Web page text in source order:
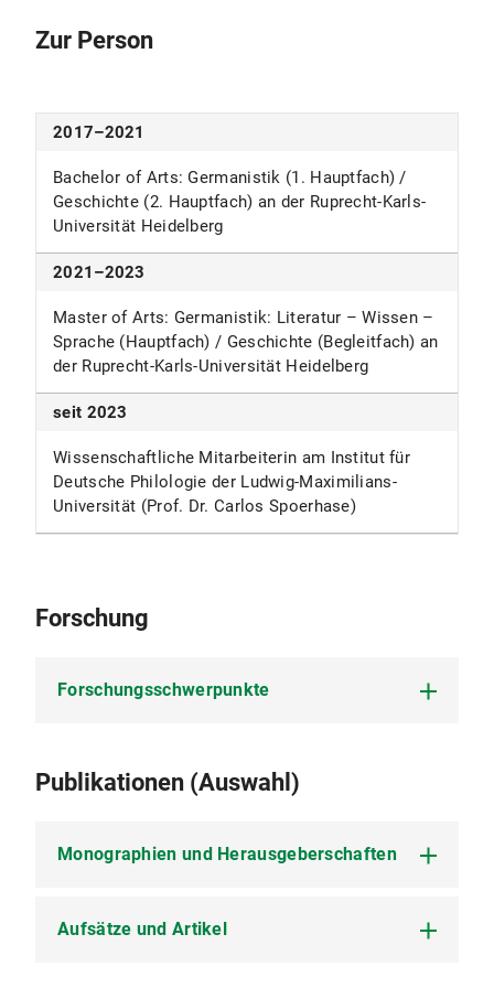
Zur Person
2017–2021
Bachelor of Arts: Germanistik (1. Hauptfach) /
Geschichte (2. Hauptfach) an der Ruprecht-Karls-
Universität Heidelberg
2021–2023
Master of Arts: Germanistik: Literatur – Wissen –
Sprache (Hauptfach) / Geschichte (Begleitfach) an
der Ruprecht-Karls-Universität Heidelberg
seit 2023
Wissenschaftliche Mitarbeiterin am Institut für
Deutsche Philologie der Ludwig-Maximilians-
Universität (Prof. Dr. Carlos Spoerhase)
Forschung
Forschungsschwerpunkte
Perspektiven auf Literatur
Klassische Moderne (Schwerpunkt: Wiener
Zeitschriftenforschung
Publikationen (Auswahl)
Monographien und Herausgeberschaften
Hofmannsthals Lustspielfragment „Silvia im
Aufsätze und Artikel